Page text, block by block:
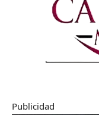
Publicidad